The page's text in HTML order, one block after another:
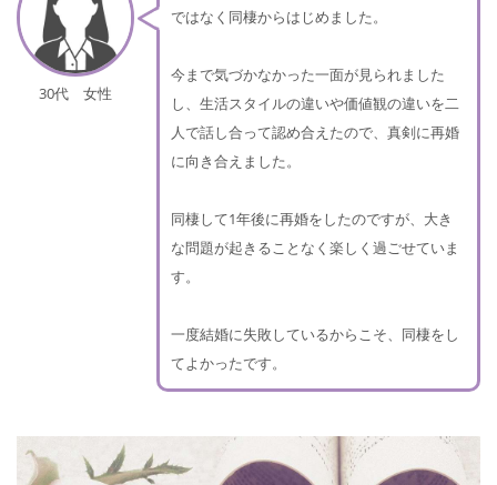
30代 女性
ではなく同棲からはじめました。
今まで気づかなかった一面が見られました
し、生活スタイルの違いや価値観の違いを二
人で話し合って認め合えたので、真剣に再婚
に向き合えました。
同棲して1年後に再婚をしたのですが、大き
な問題が起きることなく楽しく過ごせていま
す。
一度結婚に失敗しているからこそ、同棲をし
てよかったです。